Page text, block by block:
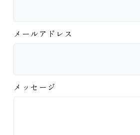
メールアドレス
メッセージ